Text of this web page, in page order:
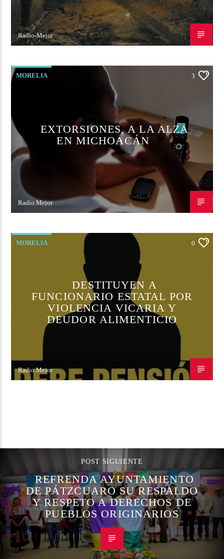
Radio-Mejor
MORELIA 3
EXTORSIONES, A LA ALZA
EN MICHOACÁN
Radio.Mejor
MORELIA 0
DESTITUYEN A
FUNCIONARIO ESTATAL POR
VIOLENCIA VICARIA Y
DEUDOR ALIMENTICIO
Radio.Mejor
POST SIGUIENTE
REFRENDA AYUNTAMIENTO
DE PÁTZCUARO SU RESPALDO
Y RESPETO A DERECHOS DE
PUEBLOS ORIGINARIOS